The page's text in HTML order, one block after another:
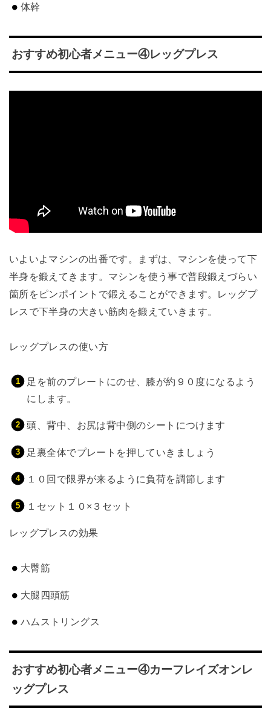
体幹
おすすめ初心者メニュー④レッグプレス
いよいよマシンの出番です。まずは、マシンを使って下
半身を鍛えてきます。マシンを使う事で普段鍛えづらい
箇所をピンポイントで鍛えることができます。レッグプ
レスで下半身の大きい筋肉を鍛えていきます。
レッグプレスの使い方
足を前のプレートにのせ、膝が約９０度になるよう
にします。
頭、背中、お尻は背中側のシートにつけます
足裏全体でプレートを押していきましょう
１０回で限界が来るように負荷を調節します
１セット１０×３セット
レッグプレスの効果
大臀筋
大腿四頭筋
ハムストリングス
おすすめ初心者メニュー④カーフレイズオンレ
ッグプレス